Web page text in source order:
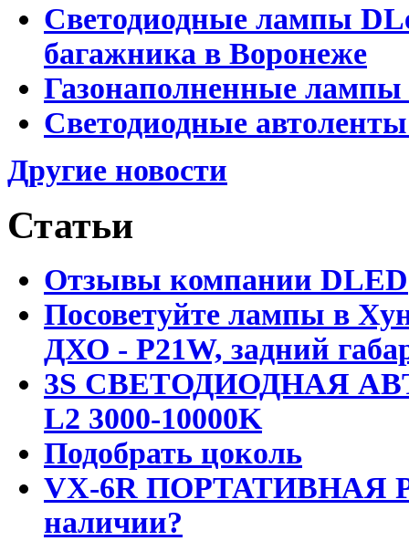
Светодиодные лампы
багажника в Воронеже
Газонаполненные
Светодиодные
Другие новости
Статьи
Отзывы компании DLED
Посоветуйте лампы в
ДХО - P21W, задний
3S СВЕТОДИОДНАЯ
L2 3000-10000K
Подобрать цоколь
VX-6R ПОРТАТИВНАЯ
наличии?